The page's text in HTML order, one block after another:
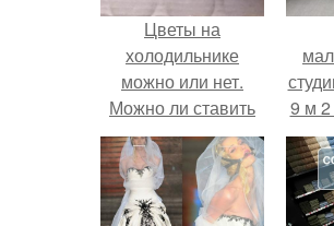
Цветы на
холодильнике
можно или нет.
Можно ли ставить
цветы на
холодильник?
9 м 2